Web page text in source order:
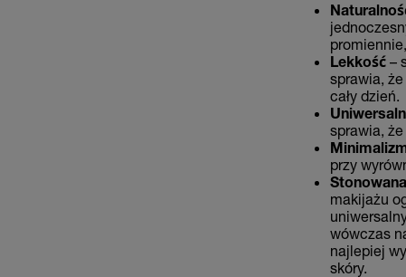
Lekkość –
sprawia, że
cały dzień.
sprawia,
przy
makijażu
wówczas
najlepiej
skóry.